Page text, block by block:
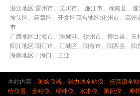
湛江地区:雷州市、吴川市、 廉江市、徐闻县、遂
坡头区、麻章区、开发区茂名地区:化州市、高州
市
广西地区:北海市、防城港、钦州市、博白县、玉
阳江地区:阳江市、江城区、阳春市、阳西县、阳
海南地区：海口、三亚
本站内容： 测绘仪器、 科力达全站仪 拓普康全
绘仪器、 全站仪 经纬仪 水准仪 测距仪 摩